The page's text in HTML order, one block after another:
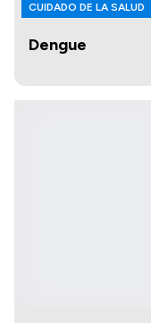
Dengue
CUIDADO DE LA SALUD